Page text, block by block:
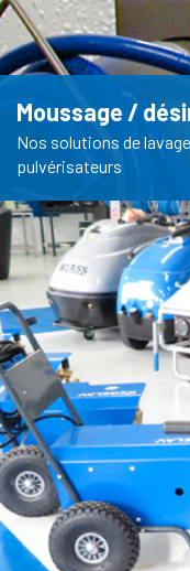
Moussage /
Nos solutions de
pulvérisateurs